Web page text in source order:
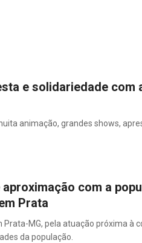
e solidariedade com
animação, grandes shows,
com a
Prata
MG, pela atuação próxima à
da população.